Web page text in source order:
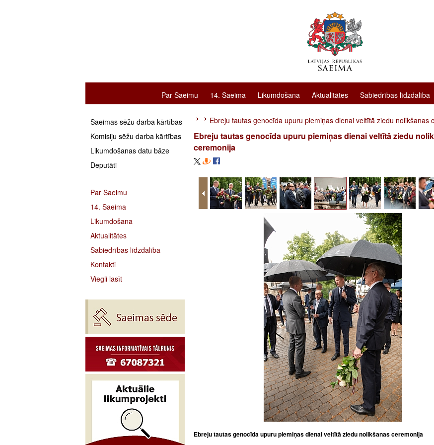
Par Saeimu 14. Saeima Likumdošana Aktualitātes Sabiedrības līdzdalība
Saeimas sēžu darba kārtības
Komisiju sēžu darba kārtības
Likumdošanas datu bāze
Deputāti
Par Saeimu
14. Saeima
Likumdošana
Aktualitātes
Sabiedrības līdzdalība
Kontakti
Viegli lasīt
Ebreju tautas genocīda upuru piemiņas dienai veltītā ziedu nolikšanas
Ebreju tautas genocīda upuru piemiņas dienai veltītā ziedu
ceremonija
Ebreju tautas genocīda upuru piemiņas dienai veltītā ziedu nolikšanas ceremonija